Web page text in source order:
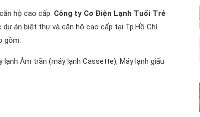
hộ cao cấp. Công ty Cơ Điện Lạnh Tuổi Trẻ
án biệt thự và căn hộ cao cấp tại Tp.Hồ Chí
gồm:
Âm trần (máy lạnh Cassette), Máy lạnh giấu